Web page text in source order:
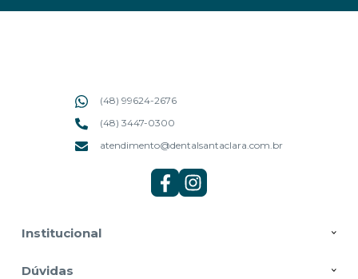
Institucional
Dúvidas
(48) 99624-2676
(48) 3447-0300
atendimento@dentalsantaclara.com.br